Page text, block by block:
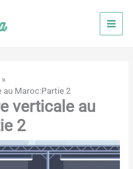
au Maroc:Partie 2
verticale au
2